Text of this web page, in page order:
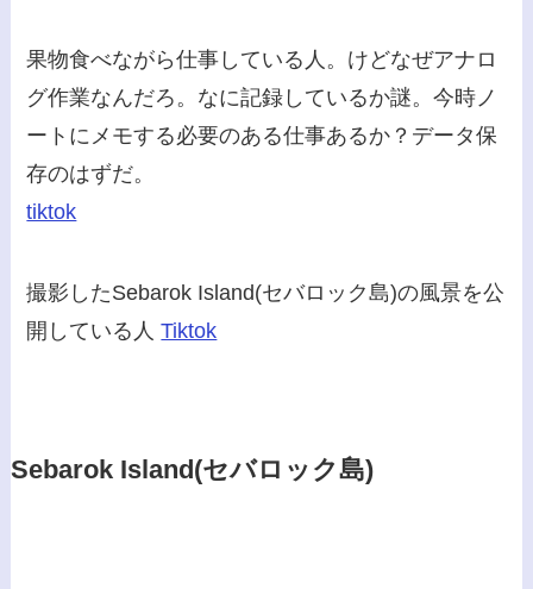
果物食べながら仕事している人。けどなぜアナロ
グ作業なんだろ。なに記録しているか謎。今時ノ
ートにメモする必要のある仕事あるか？データ保
存のはずだ。
tiktok
撮影したSebarok Island(セバロック島)の風景を公
開している人Tiktok
Sebarok Island(セバロック島)